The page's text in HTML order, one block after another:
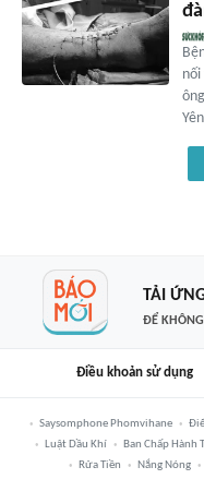
TẢI
ĐỂ
Điều khoản sử dụng
Saysomphone Phomvihane
Luật Dầu Khí
Ban Chấp Hành
Rửa Tiền
Nắng Nóng